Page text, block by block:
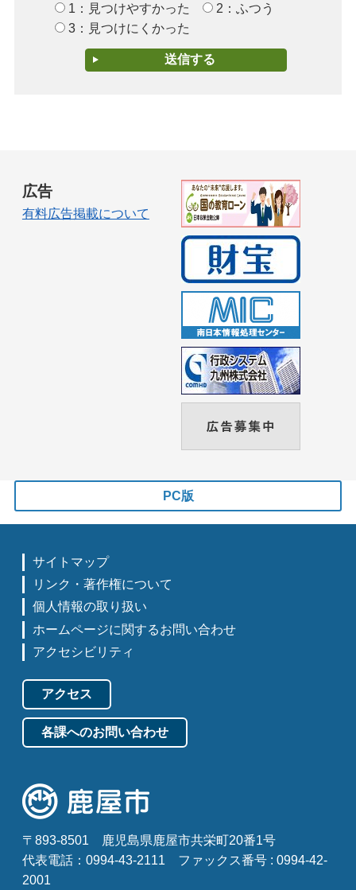
1：見つけやすかった
2：ふつう
3：見つけにくかった
広告
有料広告掲載について
PC版
サイトマップ
リンク・著作権について
個人情報の取り扱い
ホームページに関するお問い合わせ
アクセシビリティ
アクセス
各課へのお問い合わせ
〒893-8501
鹿児島県鹿屋市共栄町20番1号
代表電話：0994-43-2111
ファックス番号 : 0994-42-
2001